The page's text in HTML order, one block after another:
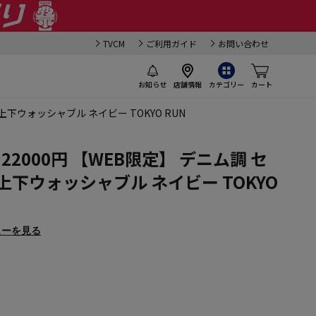
TVCM ご利用ガイド お問い合わせ
お知らせ 店舗情報 カテゴリー カート
ウォッシャブル ネイビー TOKYO RUN
円 【WEB限定】 デニム調 セ
下ウォッシャブル ネイビー TOKYO
を見る